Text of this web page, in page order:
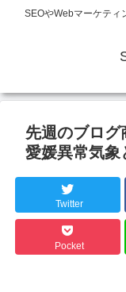
SEOやWebマーケティ
先週のブロ
愛媛異常気象
Twitter
Pocket